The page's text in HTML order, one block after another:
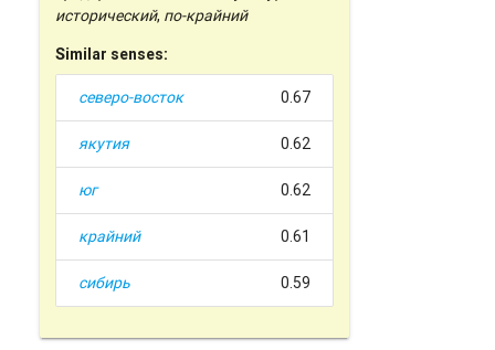
исторический, по-крайний
Similar senses:
северо-восток 0.67
якутия 0.62
юг 0.62
крайний 0.61
сибирь 0.59